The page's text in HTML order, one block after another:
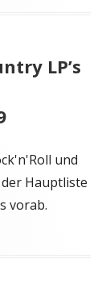
LP’s
und
Hauptliste
vorab.